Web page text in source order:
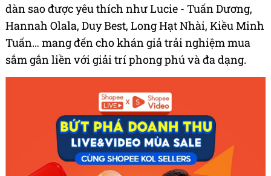
dàn sao được yêu thích như Lucie - Tuấn Dương,
Hannah Olala, Duy Best, Long Hạt Nhài, Kiều Minh
Tuấn… mang đến cho khán giả trải nghiệm mua
sắm gắn liền với giải trí phong phú và đa dạng.